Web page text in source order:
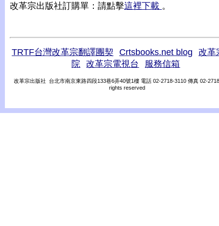
改革宗出版社訂購單：請點擊這裡下載 。
TRTF台灣改革宗翻譯團契 Crtsbooks.net blog
改革
院
改革宗電視台 服務信箱
改革宗出版社 台北市南京東路四段133巷6弄40號1樓 電話 02-2718-3110 傳真 02-
rights reserved